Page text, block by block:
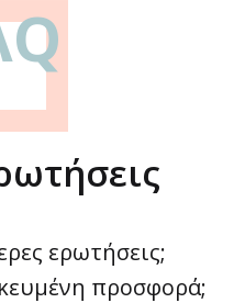
ερωτήσεις;
προσφορά;